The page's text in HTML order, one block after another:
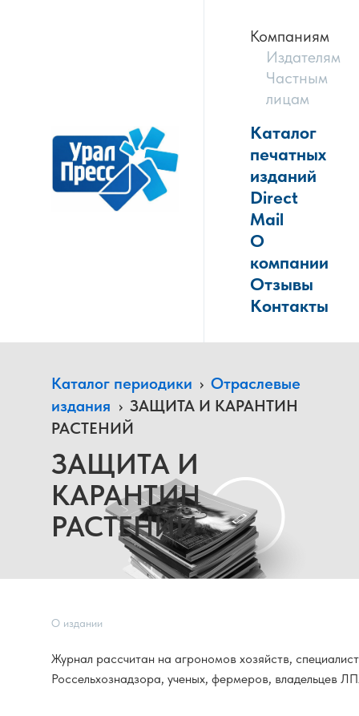
Компаниям
Издателям
Частным
лицам
Каталог
печатных
изданий
Direct
Mail
О
компании
Отзывы
Контакты
Каталог периодики › Отраслевые
издания › ЗАЩИТА И КАРАНТИН
РАСТЕНИЙ
ЗАЩИТА И
КАРАНТИН
РАСТЕНИЙ
О издании
Журнал рассчитан на агрономов хозяйств,
Россельхознадзора, ученых, фермеров, владельцев